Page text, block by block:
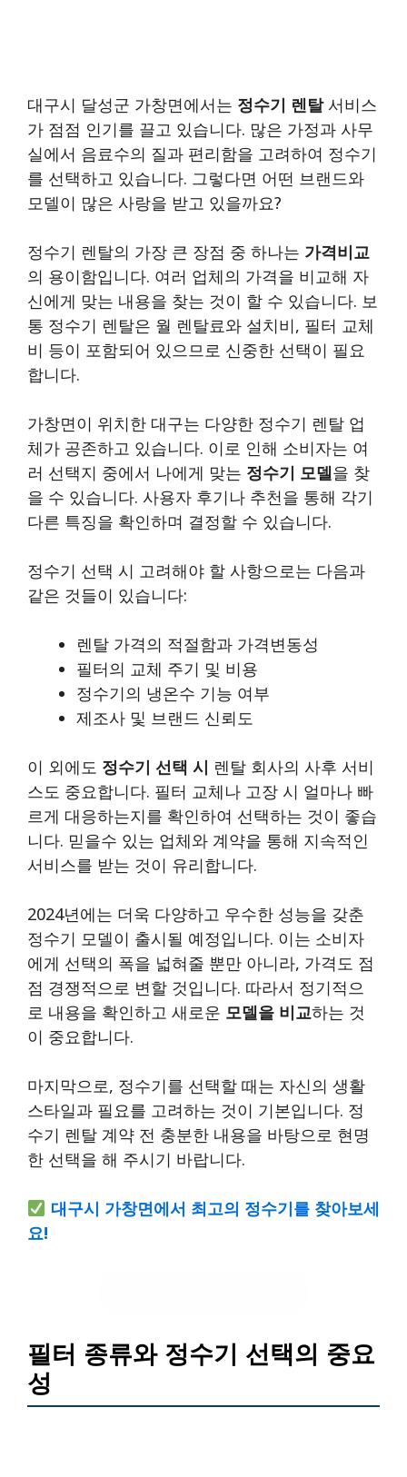
대구시 달성군 가창면에서는 정수기 렌탈서비스
가 점점 인기를 끌고 있습니다. 많은 가정과 사무
실에서 음료수의 질과 편리함을 고려하여 정수기
를 선택하고 있습니다. 그렇다면 어떤 브랜드와
모델이 많은 사랑을 받고 있을까요?
정수기 렌탈의 가장 큰 장점 중 하나는 가격비교
의 용이함입니다. 여러 업체의 가격을 비교해 자
신에게 맞는 내용을 찾는 것이 할 수 있습니다. 보
통 정수기 렌탈은 월 렌탈료와 설치비, 필터 교체
비 등이 포함되어 있으므로 신중한 선택이 필요
합니다.
가창면이 위치한 대구는 다양한 정수기 렌탈 업
체가 공존하고 있습니다. 이로 인해 소비자는 여
러 선택지 중에서 나에게 맞는 정수기 모델을 찾
을 수 있습니다. 사용자 후기나 추천을 통해 각기
다른 특징을 확인하며 결정할 수 있습니다.
정수기 선택 시 고려해야 할 사항으로는 다음과
같은 것들이 있습니다:
렌탈 가격의 적절함과 가격변동성
필터의 교체 주기 및 비용
정수기의 냉온수 기능 여부
제조사 및 브랜드 신뢰도
이 외에도 정수기 선택 시 렌탈 회사의 사후 서비
스도 중요합니다. 필터 교체나 고장 시 얼마나 빠
르게 대응하는지를 확인하여 선택하는 것이 좋습
니다. 믿을수 있는 업체와 계약을 통해 지속적인
서비스를 받는 것이 유리합니다.
2024년에는 더욱 다양하고 우수한 성능을 갖춘
정수기 모델이 출시될 예정입니다. 이는 소비자
에게 선택의 폭을 넓혀줄 뿐만 아니라, 가격도 점
점 경쟁적으로 변할 것입니다. 따라서 정기적으
로 내용을 확인하고 새로운 모델을 비교하는 것
이 중요합니다.
마지막으로, 정수기를 선택할 때는 자신의 생활
스타일과 필요를 고려하는 것이 기본입니다. 정
수기 렌탈 계약 전 충분한 내용을 바탕으로 현명
한 선택을 해 주시기 바랍니다.
대구시 가창면에서 최고의 정수기를 찾아보세
요!
필터 종류와 정수기 선택의 중요
성